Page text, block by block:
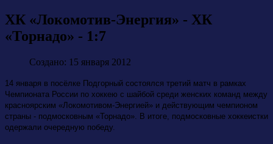
ХК «Локомотив-Энергия» - ХК
«Торнадо» - 1:7
Создано: 15 января 2012
14 января в посёлке Подгорный состоялся третий матч в рамках
Чемпионата России по хоккею с шайбой среди женских команд между
красноярским «Локомотивом-Энергией» и действующим чемпионом
страны - подмосковным «Торнадо». В итоге, подмосковные хоккеистки
одержали очередную победу.